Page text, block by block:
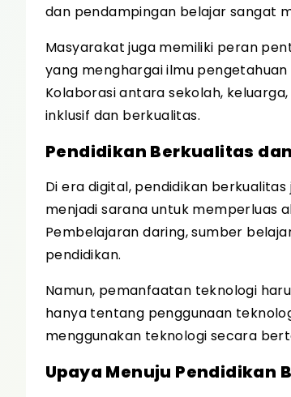
dan pendampingan belajar sangat
Masyarakat juga memiliki peran
yang menghargai ilmu
Kolaborasi antara sekolah,
inklusif dan berkualitas.
Pendidikan Berkualitas
Di era digital, pendidikan
menjadi sarana untuk memperluas
Pembelajaran daring, sumber
pendidikan.
Namun, pemanfaatan teknologi
hanya tentang penggunaan
menggunakan teknologi secara
Upaya Menuju Pendidikan